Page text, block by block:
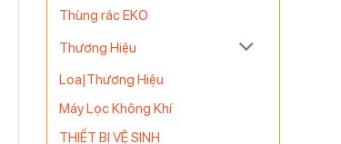
Thùng rác EKO
Thương Hiệu
Loa|Thương Hiệu
Máy Lọc Không Khí
THIẾT BỊ VỆ SINH